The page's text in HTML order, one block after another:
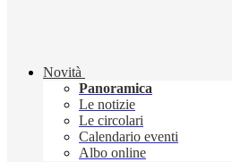
Novità
Panoramica
Le notizie
Le circolari
Calendario eventi
Albo online